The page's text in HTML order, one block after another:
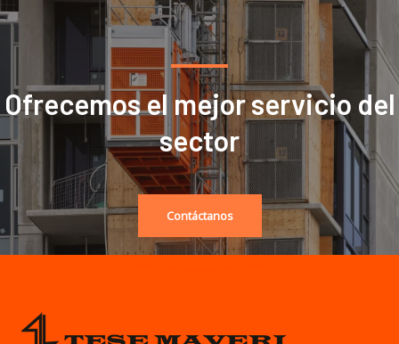
Ofrecemos el mejor servicio del
sector
Contáctanos